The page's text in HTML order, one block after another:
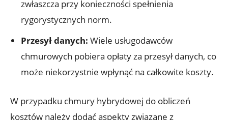
zwłaszcza przy‌ konieczności spełnienia
rygorystycznych norm.
Przesył ​danych: Wiele usługodawców
⁢chmurowych pobiera opłaty‍ za przesył danych, co
⁣może niekorzystnie ⁣wpłynąć na całkowite koszty.
W ⁤przypadku chmury hybrydowej⁢ do obliczeń
kosztów⁤ należy ​dodać ⁣aspekty związane z